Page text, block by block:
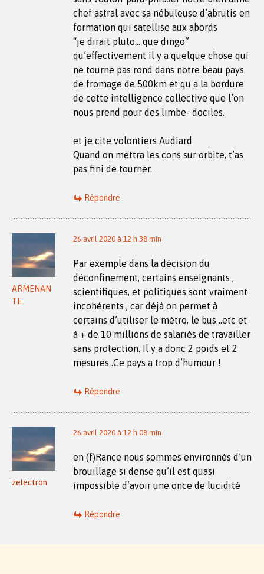
chef astral avec sa nébuleuse d’abrutis en
formation qui satellise aux abords
“je dirait pluto… que dingo”
qu’effectivement il y a quelque chose qui
ne tourne pas rond dans notre beau pays
de fromage de 500km et qu a la bordure
de cette intelligence collective que l’on
nous prend pour des limbe- dociles.
et je cite volontiers Audiard
Quand on mettra les cons sur orbite, t’as
pas fini de tourner.
Répondre
ARMENAN
TE
26 avril 2020 à 12 h 38 min
Par exemple dans la décision du
déconfinement, certains enseignants ,
scientifiques, et politiques sont vraiment
incohérents , car déjà on permet à
certains d’utiliser le métro, le bus ..etc et
à + de 10 millions de salariés de travailler
sans protection. Il y a donc 2 poids et 2
mesures .Ce pays a trop d’humour !
Répondre
zelectron
26 avril 2020 à 12 h 08 min
en (f)Rance nous sommes environnés d’un
brouillage si dense qu’il est quasi
impossible d’avoir une once de lucidité
Répondre